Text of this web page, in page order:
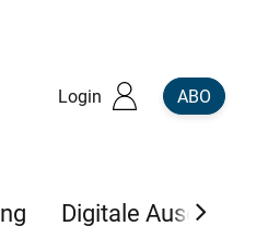
Login ABO
Digitale Ausgaben